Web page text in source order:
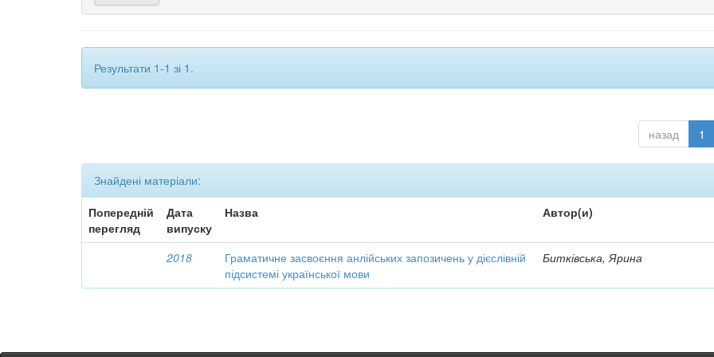
Результати 1-1 зі 1.
назад 1
Знайдені матеріали:
Попередній
перегляд
Дата
випуску
Назва Автор(и)
2018
Граматичне засвоєння анлійських запозичень у дієслівній
підсистемі української мови
Битківська, Ярина